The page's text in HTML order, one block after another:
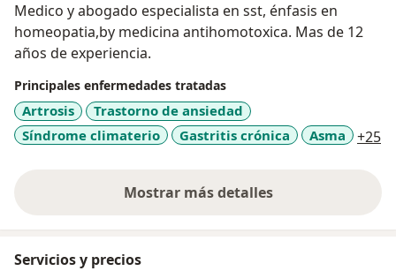
Medico y abogado especialista en sst, énfasis en
homeopatia,by medicina antihomotoxica. Mas de 12
años de experiencia.
Principales enfermedades tratadas
Artrosis
Trastorno de ansiedad
Síndrome climaterio
Gastritis crónica Asma +25
Mostrar más detalles
sobre la experiencia
Servicios y precios